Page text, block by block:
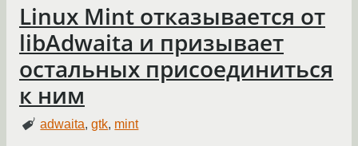
Linux Mint отказывается от
libAdwaita и призывает
остальных присоединиться
к ним
adwaita,gtk, mint